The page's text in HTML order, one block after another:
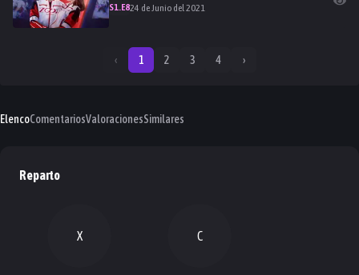
S1.E824 de Junio del 2021
‹ 1 2 3 4 ›
ElencoComentariosValoracionesSimilares
Reparto
X C